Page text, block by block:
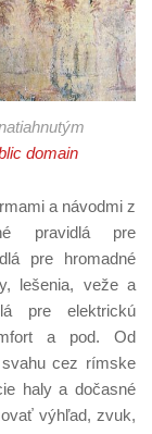
domain
a návodmi z
pravidlá pre
pre hromadné
lešenia, veže a
pre elektrickú
a pod. Od
cez rímske
haly a dočasné
výhľad, zvuk,